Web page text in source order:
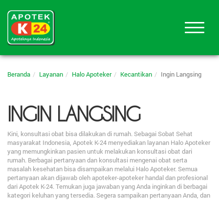
Beranda Layanan Halo Apoteker Kecantikan Ingin Langsing
INGIN LANGSING
Kini, konsultasi obat bisa dilakukan di rumah. Sebagai Sobat Sehat
masyarakat Indonesia, Apotek K-24 menyediakan layanan Halo Apoteker
yang memungkinkan pasien untuk melakukan konsultasi obat dari
rumah. Berbagai pertanyaan dan konsultasi mengenai obat serta
masalah kesehatan bisa disampaikan melalui Halo Apoteker. Semua
pertanyaan akan dijawab oleh apoteker-apoteker handal dan profesional
dari Apotek K-24. Temukan juga jawaban yang Anda inginkan di berbagai
kategori keluhan yang tersedia. Segera sampaikan pertanyaan Anda, dan